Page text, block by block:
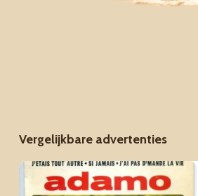
Vergelijkbare advertenties